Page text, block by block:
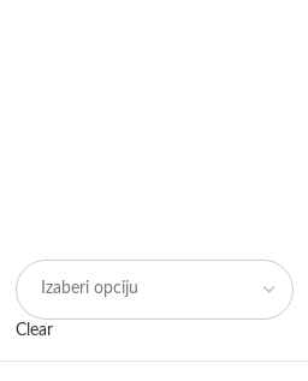
Clear